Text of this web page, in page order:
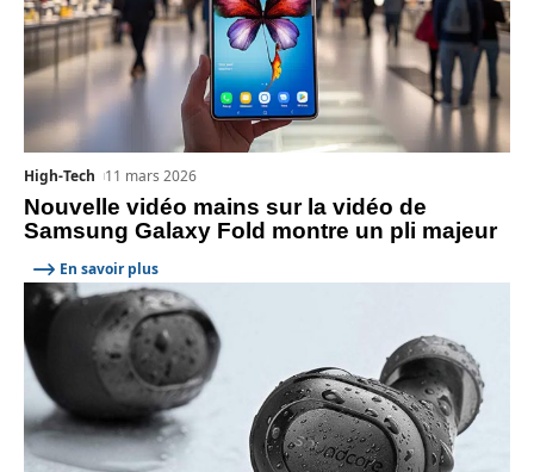
Nouvelle vidéo mains sur la vidéo de
Samsung Galaxy Fold montre un pli majeur
High-Tech 11 mars 2026
En savoir plus